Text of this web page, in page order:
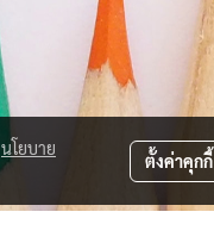
นโยบาย
ตั้งค่าคุกกี้